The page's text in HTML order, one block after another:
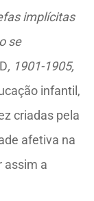
implícitas
se
, 1901-1905,
infantil,
criadas pela
afetiva na
assim a